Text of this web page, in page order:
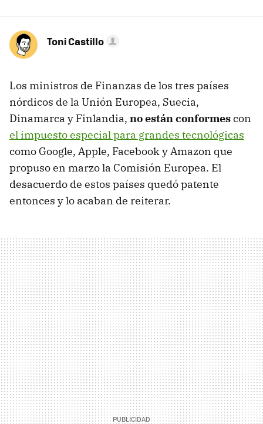
Toni Castillo
Los ministros de Finanzas de los tres países
nórdicos de la Unión Europea, Suecia,
Dinamarca y Finlandia, no están conformescon
el impuesto especial para grandes tecnológicas
como Google, Apple, Facebook y Amazon que
propuso en marzo la Comisión Europea. El
desacuerdo de estos países quedó patente
entonces y lo acaban de reiterar.